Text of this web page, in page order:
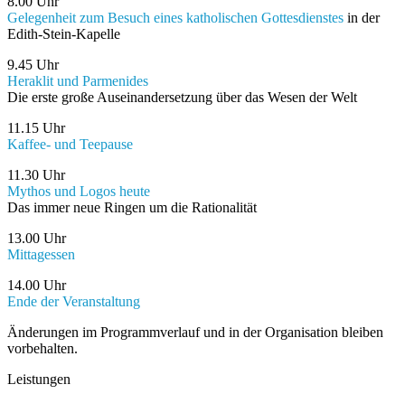
Gelegenheit zum Besuch eines katholischen Gottesdienstes in der
Edith-Stein-Kapelle
9.45 Uhr
Heraklit und Parmenides
Die erste große Auseinandersetzung über das Wesen der Welt
11.15 Uhr
Kaffee- und Teepause
11.30 Uhr
Mythos und Logos heute
Das immer neue Ringen um die Rationalität
13.00 Uhr
Mittagessen
14.00 Uhr
Ende der Veranstaltung
Änderungen im Programmverlauf und in der Organisation bleiben
vorbehalten.
Leistungen